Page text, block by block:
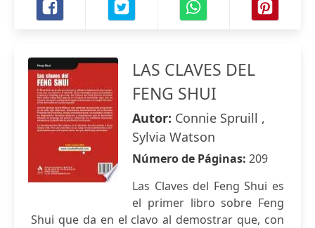
LAS CLAVES DEL
FENG SHUI
Autor: Connie Spruill ,
Sylvia Watson
Número de Páginas: 209
Las Claves del Feng Shui es
el primer libro sobre Feng
Shui que da en el clavo al demostrar que, con